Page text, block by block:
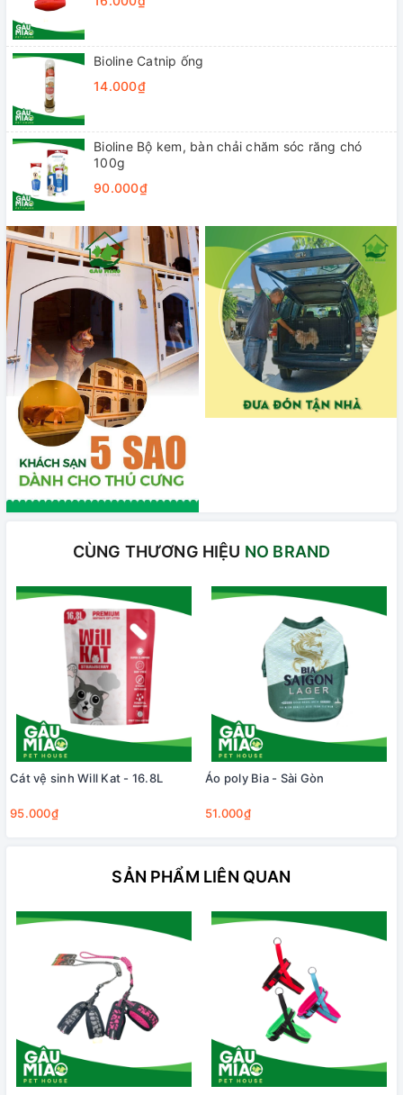
Bioline Catnip ống
14.000₫
Bioline Bộ kem, bàn chải chăm sóc răng chó
100g
90.000₫
CÙNG THƯƠNG HIỆU NO BRAND
Cát vệ sinh Will Kat - 16.8L
95.000₫
Áo poly Bia - Sài Gòn
51.000₫
SẢN PHẨM LIÊN QUAN